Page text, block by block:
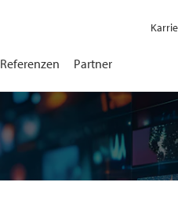
Referenzen Partner